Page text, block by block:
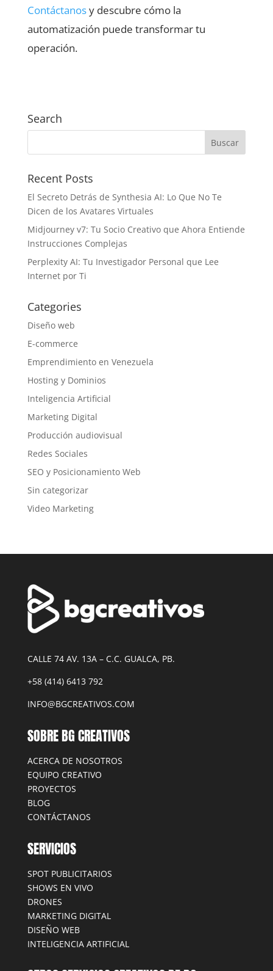
Contáctanosy descubre cómo la
automatización puede transformar tu
operación.
Search
Recent Posts
El Secreto Detrás de Synthesia AI: Lo Que No Te
Dicen de los Avatares Virtuales
Midjourney v7: Tu Socio Creativo que Ahora Entiende
Instrucciones Complejas
Perplexity AI: Tu Investigador Personal que Lee
Internet por Ti
Categories
Diseño web
E-commerce
Emprendimiento en Venezuela
Hosting y Dominios
Inteligencia Artificial
Marketing Digital
Producción audiovisual
Redes Sociales
SEO y Posicionamiento Web
Sin categorizar
Video Marketing
CALLE 74 AV. 13A – C.C. GUALCA, PB.
+58 (414) 6413 792
INFO@BGCREATIVOS.COM
SOBRE BG CREATIVOS
ACERCA DE NOSOTROS
EQUIPO CREATIVO
PROYECTOS
BLOG
CONTÁCTANOS
SERVICIOS
SPOT PUBLICITARIOS
SHOWS EN VIVO
DRONES
MARKETING DIGITAL
DISEÑO WEB
INTELIGENCIA ARTIFICIAL